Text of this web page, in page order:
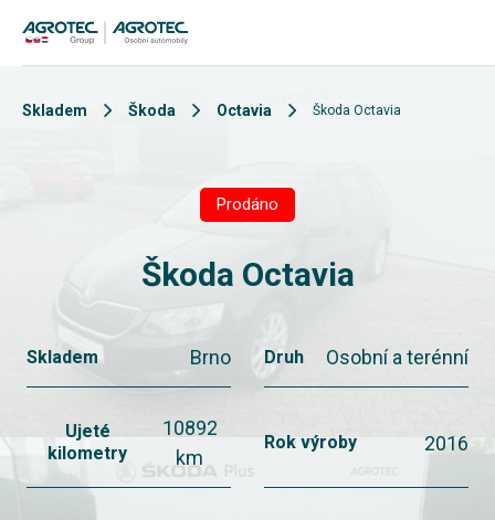
Skladem Škoda Octavia Škoda Octavia
Prodáno
Škoda Octavia
Skladem Brno Druh Osobní a terénní
Ujeté
kilometry
10892
km
Rok výroby 2016